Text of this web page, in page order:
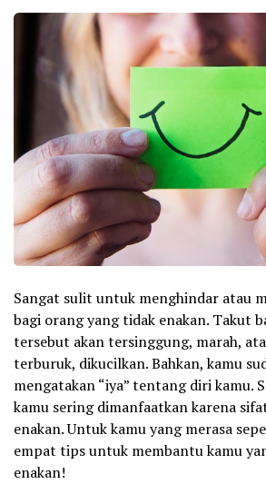
Sangat sulit untuk menghindar atau
bagi orang yang tidak enakan. Takut
tersebut akan tersinggung, marah,
terburuk, dikucilkan. Bahkan, kamu
mengatakan “iya” tentang diri kamu.
kamu sering dimanfaatkan karena
enakan. Untuk kamu yang merasa
empat tips untuk membantu kamu
enakan!